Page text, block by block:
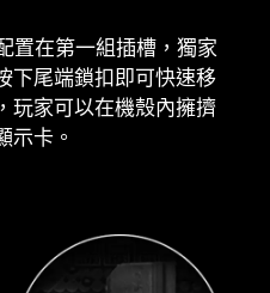
置在第一組插槽，獨家
下尾端鎖扣即可快速移
玩家可以在機殼內擁擠
示卡。
可快速顯示問題根源，
重新啟動運行。
能，就是要讓處理器和
再需要複雜設定，即使
輕鬆提升系統性能。